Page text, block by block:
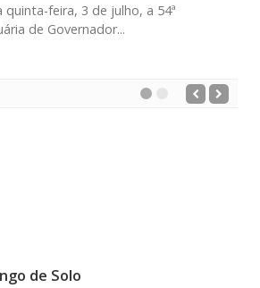
quinta-feira, 3 de julho, a 54ª
de Governador...
de Solo